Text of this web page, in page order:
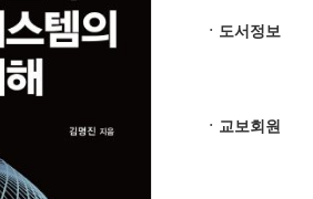
ㆍ도서정보
ㆍ교보회원